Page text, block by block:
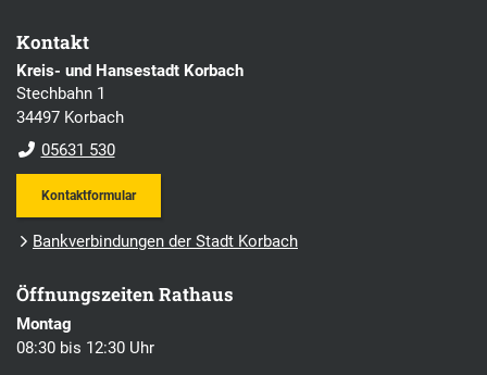
Kontakt
Kreis- und Hansestadt Korbach
Stechbahn 1
34497 Korbach
05631 530
Kontaktformular
Bankverbindungen der Stadt Korbach
Öffnungszeiten Rathaus
Montag
08:30 bis 12:30 Uhr